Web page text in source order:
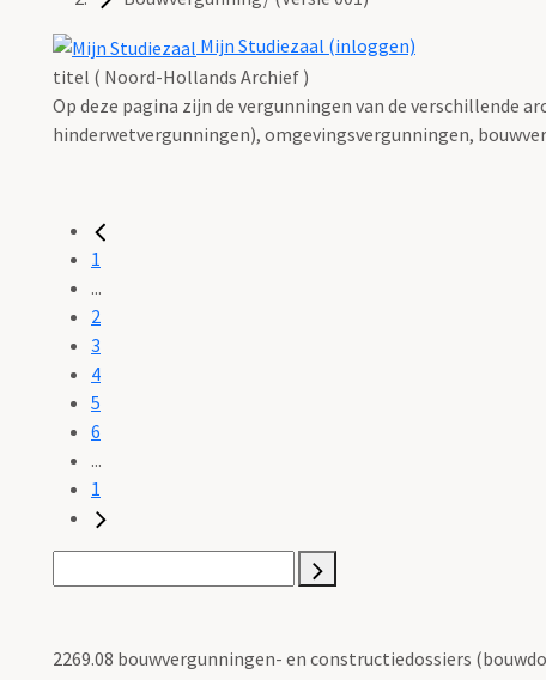
Mijn Studiezaal (inloggen)
titel ( Noord-Hollands Archief )
Op deze pagina zijn de vergunningen van de verschillende
hinderwetvergunningen), omgevingsvergunningen,
1
...
2
3
4
5
6
...
1
2269.08 bouwvergunningen- en constructiedossiers